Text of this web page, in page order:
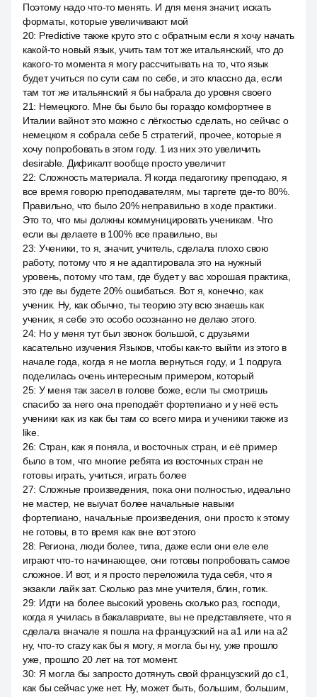
Поэтому надо что-то менять. И для меня значит, искать
форматы, которые увеличивают мой
20: Predictive также круто это с обратным если я хочу начать
какой-то новый язык, учить там тот же итальянский, что до
какого-то момента я могу рассчитывать на то, что язык
будет учиться по сути сам по себе, и это классно да, если
там тот же итальянский я бы набрала до уровня своего
21: Немецкого. Мне бы было бы гораздо комфортнее в
Италии вайнот это можно с лёгкостью сделать, но сейчас о
немецком я собрала себе 5 стратегий, прочее, которые я
хочу попробовать в этом году. 1 из них это увеличить
desirable. Дификалт вообще просто увеличит
22: Сложность материала. Я когда педагогику преподаю, я
все время говорю преподавателям, мы таргете где-то 80%.
Правильно, что было 20% неправильно в ходе практики.
Это то, что мы должны коммуницировать ученикам. Что
если вы делаете в 100% все правильно, вы
23: Ученики, то я, значит, учитель, сделала плохо свою
работу, потому что я не адаптировала это на нужный
уровень, потому что там, где будет у вас хорошая практика,
это где вы будете 20% ошибаться. Вот я, конечно, как
ученик. Ну, как обычно, ты теорию эту всю знаешь как
ученик, я себе это особо осознанно не делаю этого.
24: Но у меня тут был звонок большой, с друзьями
касательно изучения Языков, чтобы как-то выйти из этого в
начале года, когда я не могла вернуться году, и 1 подруга
поделилась очень интересным примером, который
25: У меня так засел в голове боже, если ты смотришь
спасибо за него она преподаёт фортепиано и у неё есть
ученики как из как бы там со всего мира и ученики также из
like.
26: Стран, как я поняла, и восточных стран, и её пример
было в том, что многие ребята из восточных стран не
готовы играть, учиться, играть более
27: Сложные произведения, пока они полностью, идеально
не мастер, не выучат более начальные навыки
фортепиано, начальные произведения, они просто к этому
не готовы, в то время как вне вот этого
28: Региона, люди более, типа, даже если они еле еле
играют что-то начинающее, они готовы попробовать самое
сложное. И вот, и я просто переложила туда себя, что я
экзакли лайк зат. Сколько раз мне учителя, блин, готик.
29: Идти на более высокий уровень сколько раз, господи,
когда я училась в бакалавриате, вы не представляете, что я
сделала вначале я пошла на французский на a1 или на a2
ну, что-то crazy как бы я могу, я могла бы ну, уже прошло
уже, прошло 20 лет на тот момент.
30: Я могла бы запросто дотянуть свой французский до c1,
как бы сейчас уже нет. Ну, может быть, большим, большим,